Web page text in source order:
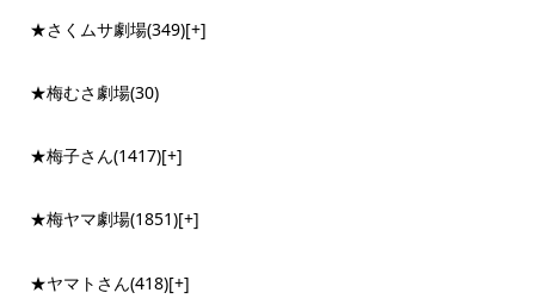
★さくムサ劇場(349)[+]
★梅むさ劇場(30)
★梅子さん(1417)[+]
★梅ヤマ劇場(1851)[+]
★ヤマトさん(418)[+]